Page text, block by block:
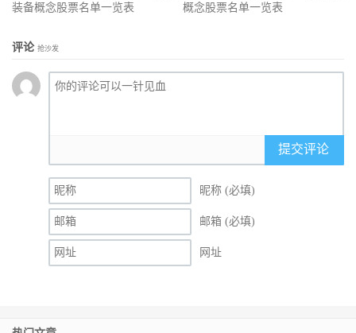
装备概念股票名单一览表
概念股票名单一览表
评论 抢沙发
提交评论
昵称 (必填)
邮箱 (必填)
网址